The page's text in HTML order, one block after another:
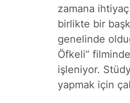
zamana
birlikte bir
genelinde
Öfkeli”
işleniyor.
yapmak için